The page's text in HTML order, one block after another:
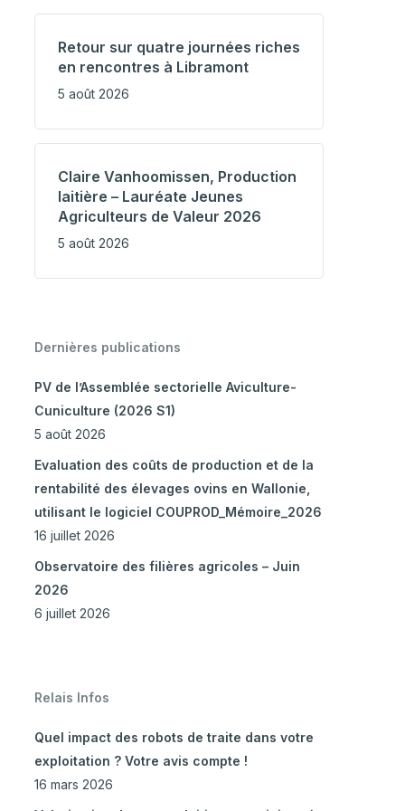
Retour sur quatre journées riches
en rencontres à Libramont
5 août 2026
Claire Vanhoomissen, Production
laitière – Lauréate Jeunes
Agriculteurs de Valeur 2026
5 août 2026
Dernières publications
PV de l’Assemblée sectorielle Aviculture-
Cuniculture (2026 S1)
5 août 2026
Evaluation des coûts de production et de la
rentabilité des élevages ovins en Wallonie,
utilisant le logiciel COUPROD_Mémoire_2026
16 juillet 2026
Observatoire des filières agricoles – Juin
2026
6 juillet 2026
Relais Infos
Quel impact des robots de traite dans votre
exploitation ? Votre avis compte !
16 mars 2026